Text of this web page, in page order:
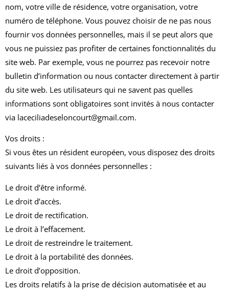
nom, votre ville de résidence, votre organisation, votre
numéro de téléphone. Vous pouvez choisir de ne pas nous
fournir vos données personnelles, mais il se peut alors que
vous ne puissiez pas profiter de certaines fonctionnalités du
site web. Par exemple, vous ne pourrez pas recevoir notre
bulletin d’information ou nous contacter directement à partir
du site web. Les utilisateurs qui ne savent pas quelles
informations sont obligatoires sont invités à nous contacter
via laceciliadeseloncourt@gmail.com.
Vos droits :
Si vous êtes un résident européen, vous disposez des droits
suivants liés à vos données personnelles :
Le droit d’être informé.
Le droit d’accès.
Le droit de rectification.
Le droit à l’effacement.
Le droit de restreindre le traitement.
Le droit à la portabilité des données.
Le droit d’opposition.
Les droits relatifs à la prise de décision automatisée et au